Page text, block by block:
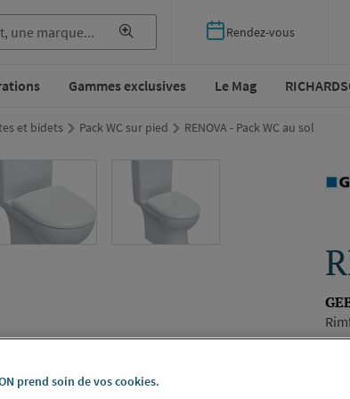
Rendez-vous
Gammes exclusives Le Mag
et bidets Pack WC sur pied RENOVA - Pack WC au sol
3/
prend soin de vos cookies.